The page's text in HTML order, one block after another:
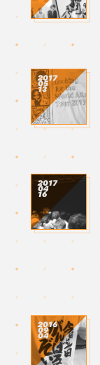
2017
05
13
2017
04
16
2016
09
04